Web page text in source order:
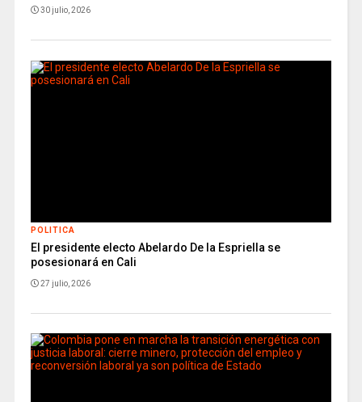
30 julio, 2026
POLITICA
El presidente electo Abelardo De la Espriella se
posesionará en Cali
27 julio, 2026